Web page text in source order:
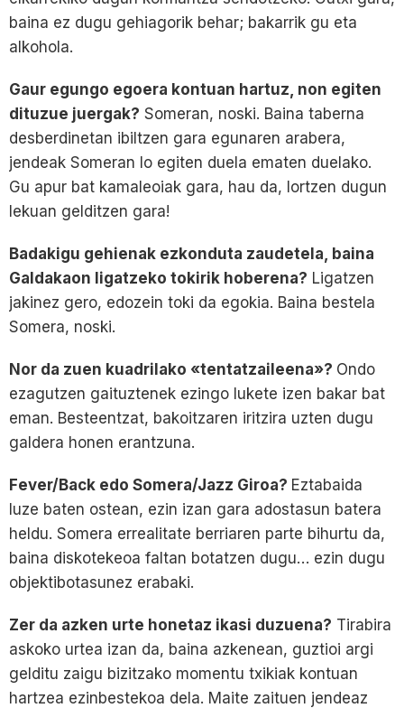
baina ez dugu gehiagorik behar; bakarrik gu eta
alkohola.
Gaur egungo egoera kontuan hartuz, non egiten
dituzue juergak? Someran, noski. Baina taberna
desberdinetan ibiltzen gara egunaren arabera,
jendeak Someran lo egiten duela ematen duelako.
Gu apur bat kamaleoiak gara, hau da, lortzen dugun
lekuan gelditzen gara!
Badakigu gehienak ezkonduta zaudetela, baina
Galdakaon ligatzeko tokirik hoberena? Ligatzen
jakinez gero, edozein toki da egokia. Baina bestela
Somera, noski.
Nor da zuen kuadrilako «tentatzaileena»? Ondo
ezagutzen gaituztenek ezingo lukete izen bakar bat
eman. Besteentzat, bakoitzaren iritzira uzten dugu
galdera honen erantzuna.
Fever/Back edo Somera/Jazz Giroa? Eztabaida
luze baten ostean, ezin izan gara adostasun batera
heldu. Somera errealitate berriaren parte bihurtu da,
baina diskotekeoa faltan botatzen dugu… ezin dugu
objektibotasunez erabaki.
Zer da azken urte honetaz ikasi duzuena? Tirabira
askoko urtea izan da, baina azkenean, guztioi argi
gelditu zaigu bizitzako momentu txikiak kontuan
hartzea ezinbestekoa dela. Maite zaituen jendeaz